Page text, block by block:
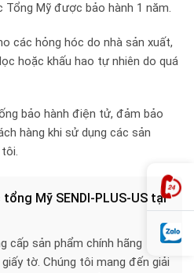
Mỹ được bảo hành 1 năm.
các hỏng hóc do nhà sản xuất,
hoặc khấu hao tự nhiên do quá
bảo hành điện tử, đảm bảo
hàng khi sử dụng các sản
Mỹ SENDI-PLUS-US tại
cấp sản phẩm chính hãng
tờ. Chúng tôi mang đến giải